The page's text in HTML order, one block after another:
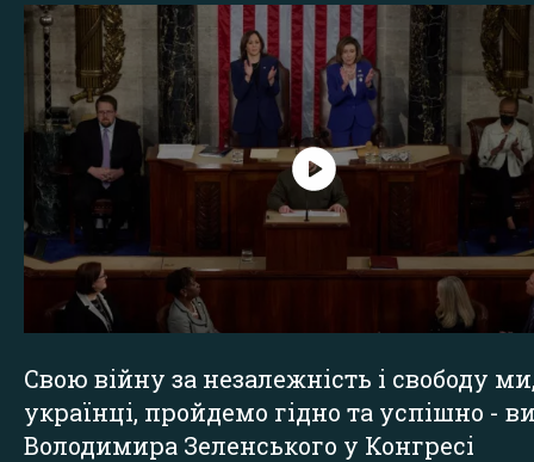
Свою війну за незалежність і свободу
українці, пройдемо гідно та успішно -
Володимира Зеленського у Конгресі